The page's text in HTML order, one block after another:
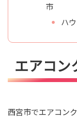
市
ハ
エアコン
西宮市でエアコン